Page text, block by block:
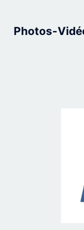
Photos-